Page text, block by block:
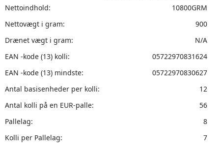
Nettoindhold:
10800GRM
Nettovægt i gram:
900
Drænet vægt i gram:
N/A
EAN -kode (13) kolli:
05722970831624
EAN -kode (13) mindste:
05722970830627
Antal basisenheder per kolli:
12
Antal kolli på en EUR-palle:
56
Pallelag:
8
Kolli per Pallelag:
7